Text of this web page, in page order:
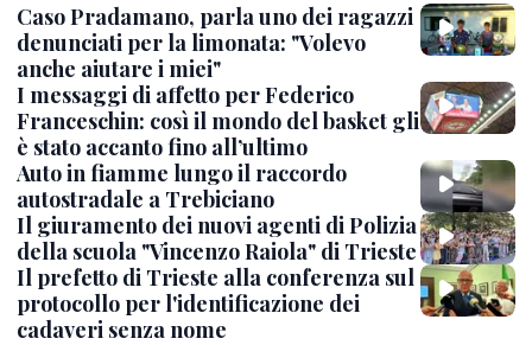
Caso Pradamano, parla uno dei ragazzi
denunciati per la limonata: "Volevo
anche aiutare i miei"
I messaggi di affetto per Federico
Franceschin: così il mondo del basket gli
è stato accanto fino all’ultimo
Auto in fiamme lungo il raccordo
autostradale a Trebiciano
Il giuramento dei nuovi agenti di Polizia
della scuola "Vincenzo Raiola" di Trieste
Il prefetto di Trieste alla conferenza sul
protocollo per l'identificazione dei
cadaveri senza nome